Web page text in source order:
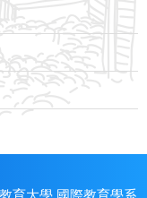
育大學 國際教育學系